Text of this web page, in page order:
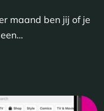
maand ben jij of je